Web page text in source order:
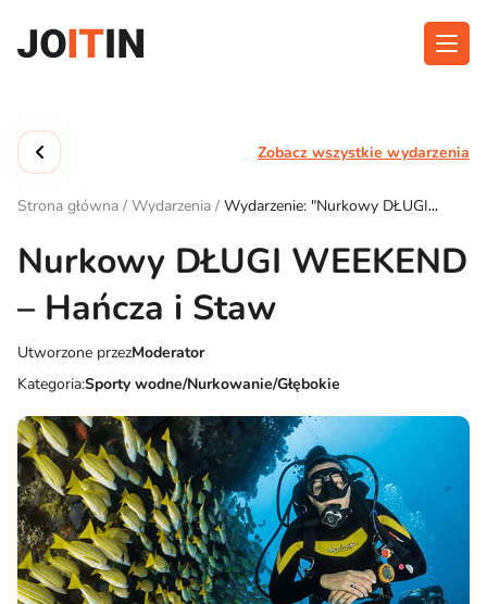
treści
Funkcjonalność
Kontakt
Pobierz aplikację:
Zobacz wszystkie wydarzenia
Strona główna / Wydarzenia / Wydarzenie: "Nurkowy DŁUGI
Nurkowy DŁUGI WEEKEND
– Hańcza i Staw
Utworzone przezModerator
Kategoria:Sporty wodne/Nurkowanie/Głębokie